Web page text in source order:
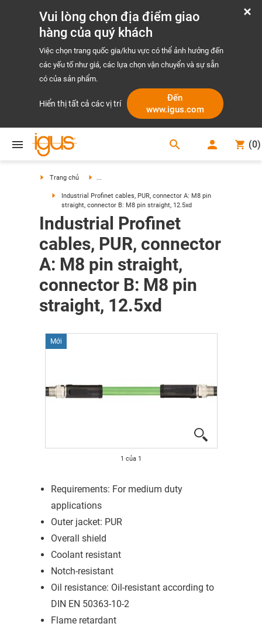
Vui lòng chọn địa điểm giao
hàng của quý khách
Việc chọn trang quốc gia/khu vực có thể ảnh hưởng đến
các yếu tố như giá, các lựa chọn vận chuyển và sự sẵn
có của sản phẩm.
Hiển thị tất cả các vị trí
Đến
www.igus.com
search (0)
Trang chủ ...
Industrial Profinet cables, PUR, connector A: M8 pin
straight, connector B: M8 pin straight, 12.5xd
Industrial Profinet
cables, PUR, connector
A: M8 pin straight,
connector B: M8 pin
straight, 12.5xd
Mới
1 của 1
Requirements: For medium duty
applications
Outer jacket: PUR
Overall shield
Coolant resistant
Notch-resistant
Oil resistance: Oil-resistant according to
DIN EN 50363-10-2
Flame retardant